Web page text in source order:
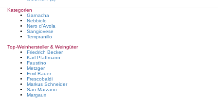
St. Laurent
Sumoll
Susumaniello
Syrah
Tannat
Tempranillo
Teroldego
Tinta Barroca
Tinta de Toro
Tinta Roriz
Tinto Cão
Touriga Franca
Touriga Nacional
Trollinger
Vernatsch
Zinfandel
Zweigelt
Kategorien
Garnacha
Nebbiolo
Nero d'Avola
Sangiovese
Tempranillo
Top-Weinhersteller & Weingüter
Friedrich Becker
Karl Pfaffmann
Faustino
Metzger
Emil Bauer
Frescobaldi
Markus Schneider
San Marzano
Margaux